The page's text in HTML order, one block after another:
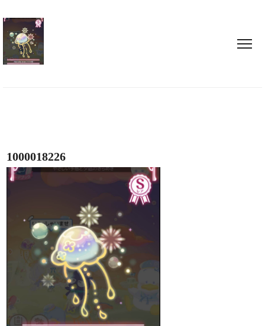
1000018226